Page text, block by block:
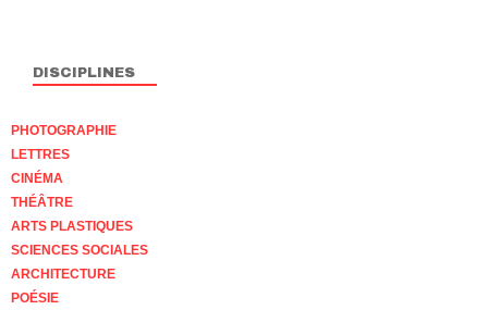
DISCIPLINES
PHOTOGRAPHIE
LETTRES
CINÉMA
THÉÂTRE
ARTS PLASTIQUES
SCIENCES SOCIALES
ARCHITECTURE
POÉSIE